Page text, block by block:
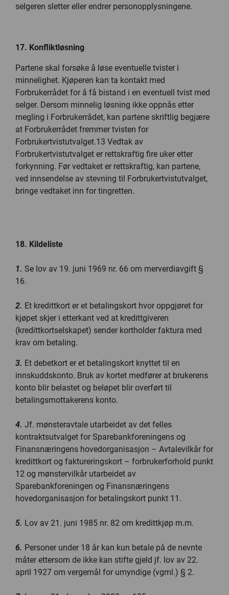
selgeren sletter eller endrer personopplysningene.
17. Konfliktløsning
Partene skal forsøke å løse eventuelle tvister i
minnelighet. Kjøperen kan ta kontakt med
Forbrukerrådet for å få bistand i en eventuell tvist med
selger. Dersom minnelig løsning ikke oppnås etter
megling i Forbrukerrådet, kan partene skriftlig begjære
at Forbrukerrådet fremmer tvisten for
Forbrukertvistutvalget.13 Vedtak av
Forbrukertvistutvalget er rettskraftig fire uker etter
forkynning. Før vedtaket er rettskraftig, kan partene,
ved innsendelse av stevning til Forbrukertvistutvalget,
bringe vedtaket inn for tingretten.
18. Kildeliste
1. Se lov av 19. juni 1969 nr. 66 om merverdiavgift §
16.
2. Et kredittkort er et betalingskort hvor oppgjøret for
kjøpet skjer i etterkant ved at kredittgiveren
(kredittkortselskapet) sender kortholder faktura med
krav om betaling.
3. Et debetkort er et betalingskort knyttet til en
innskuddskonto. Bruk av kortet medfører at brukerens
konto blir belastet og beløpet blir overført til
betalingsmottakerens konto.
4. Jf. mønsteravtale utarbeidet av det felles
kontraktsutvalget for Sparebankforeningens og
Finansnæringens hovedorganisasjon – Avtalevilkår for
kredittkort og faktureringskort – forbrukerforhold punkt
12 og mønstervilkår utarbeidet av
Sparebankforeningen og Finansnæringens
hovedorganisasjon for betalingskort punkt 11.
5. Lov av 21. juni 1985 nr. 82 om kredittkjøp m.m.
6. Personer under 18 år kan kun betale på de nevnte
måter ettersom de ikke kan stifte gjeld jf. lov av 22.
april 1927 om vergemål for umyndige (vgml.) § 2.